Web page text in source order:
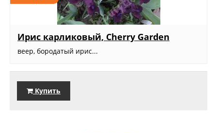
Ирис карликовый, Cherry Garden
веер, бородатый ирис...
Купить